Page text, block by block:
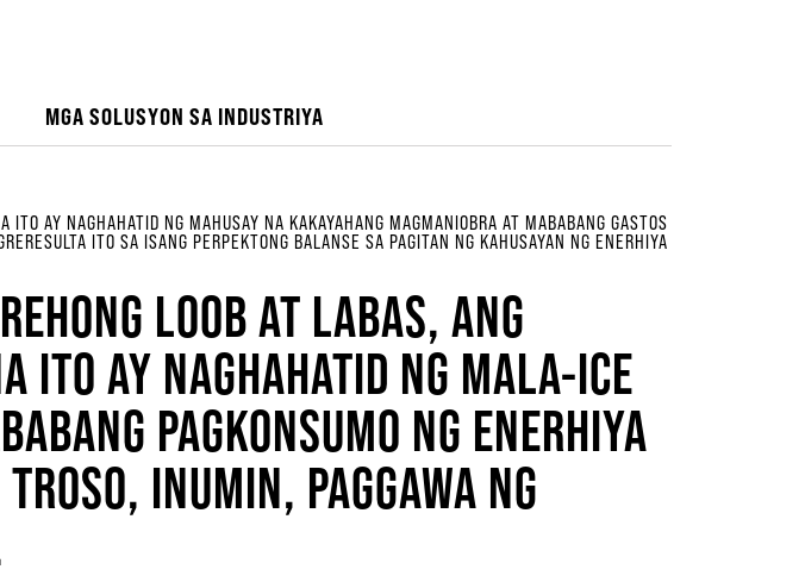
MGA SOLUSYON SA INDUSTRIYA
AY NAGHAHATID NG MAHUSAY NA KAKAYAHANG MAGMANIOBRA AT MABABANG GASTOS
ITO SA ISANG PERPEKTONG BALANSE SA PAGITAN NG KAHUSAYAN NG ENERHIYA
LOOB AT LABAS, ANG
ITO AY NAGHAHATID NG MALA-ICE
PAGKONSUMO NG ENERHIYA
INUMIN, PAGGAWA NG